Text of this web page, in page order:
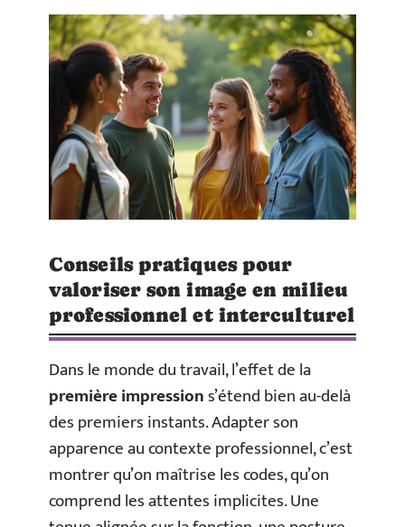
Conseils pratiques pour
valoriser son image en milieu
professionnel et interculturel
Dans le monde du travail, l’effet de la
première impressions’étend bien au-delà
des premiers instants. Adapter son
apparence au contexte professionnel, c’est
montrer qu’on maîtrise les codes, qu’on
comprend les attentes implicites. Une